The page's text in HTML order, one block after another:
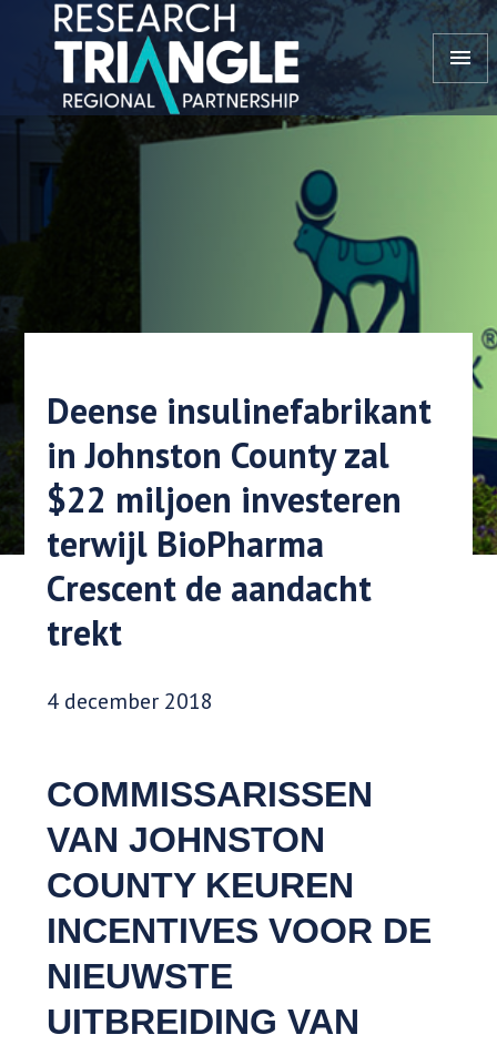
Doorgaan naar artikel
menu
Deense insulinefabrikant
in Johnston County zal
$22 miljoen investeren
terwijl BioPharma
Crescent de aandacht
trekt
Datum gepubliceerd:
4 december 2018
COMMISSARISSEN
VAN JOHNSTON
COUNTY KEUREN
INCENTIVES VOOR DE
NIEUWSTE
UITBREIDING VAN